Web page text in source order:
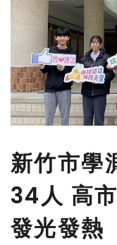
刊登
新竹市學
34人 高
發光發熱